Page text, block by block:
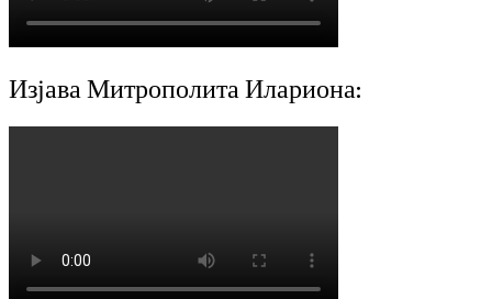
Изјава Митрополита Илариона: